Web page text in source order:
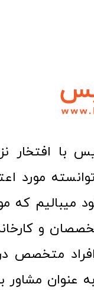
میبالیم که
و
متخصص در
مشاور